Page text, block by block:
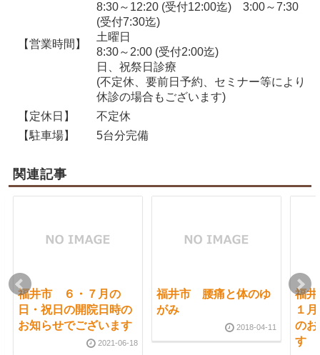
【営業時間】
8:30～12:20 (受付12:00迄) 3:00～7:30
(受付7:30迄)
土曜日
8:30～2:00 (受付2:00迄)
日、祝祭日診療
(不定休、要前日予約、セミナー等により
休診の場合もございます)
【定休日】
不定休
【駐車場】
5台分完備
関連記事
福井市 ６・７月の
日・祝日の開院日時の
お知らせでございます
2021-06-18
福井市 腰痛と体のゆ
がみ
2018-04-11
福
１
の
す